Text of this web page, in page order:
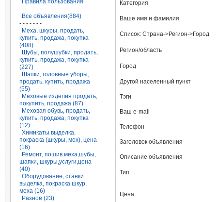
Правила пользования
- - - - - - -
Все объявления(884)
- - - - - - -
Меха, шкуры, продать,
купить, продажа, покупка
(408)
Шубы, полушубки, продать,
купить, продажа, покупка
(227)
Шапки, головные уборы,
продать, купить, продажа
(55)
Меховые изделия продать,
покупить, продажа (87)
Меховая обувь, продать,
купить, продажа, покупка
(12)
Химикаты выделка,
покраска (шкуры, мех), цена
(16)
Ремонт, пошив меха,шубы,
шапки, шкуры,услуги,цена
(40)
Оборудование, станки
выделка, покраска шкур,
меха (16)
Разное (23)
Категория
Ваше имя и фамилия
Список: Страна->Регион->Город
Регион/область
Город
Другой населенный пункт
Тэги
Ваш e-mail
Телефон
Заголовок объявления
Описание объявления
Тип
Цена